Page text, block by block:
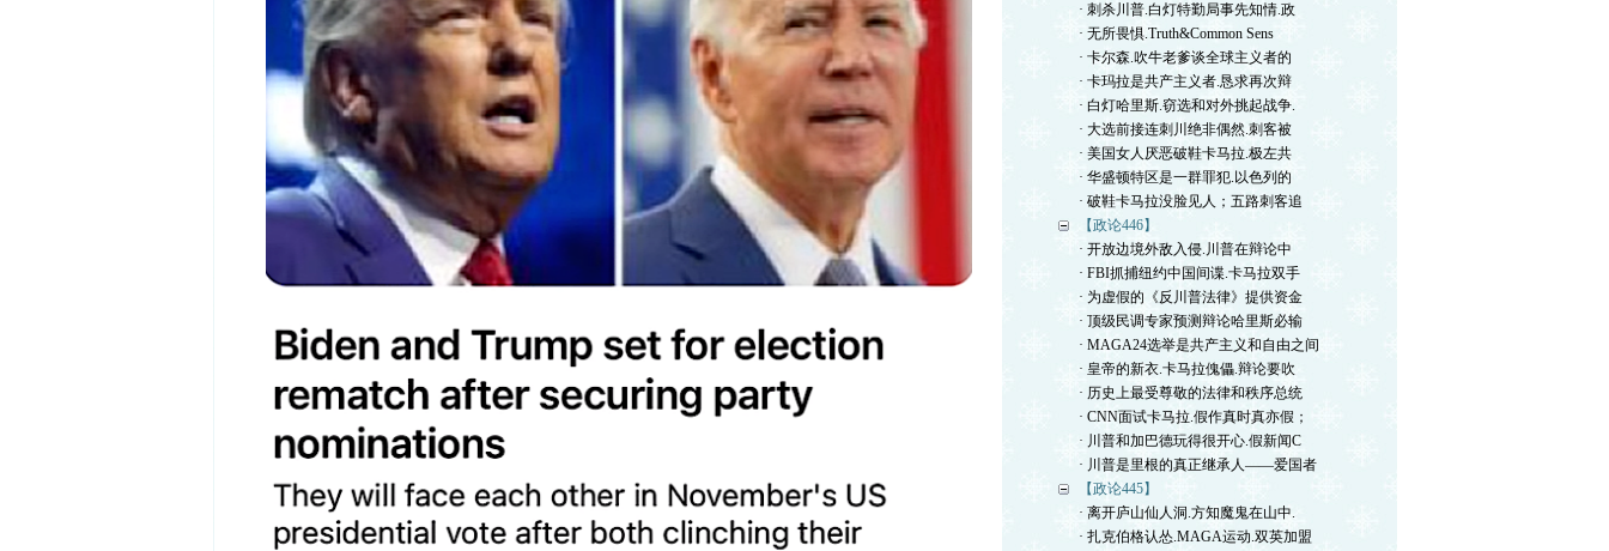
· 刺杀川普.白灯特勤局事先知情.政
· 无所畏惧.Truth&Common Sens
· 卡尔森.吹牛老爹谈全球主义者的
· 卡玛拉是共产主义者.恳求再次辩
· 白灯哈里斯.窃选和对外挑起战争.
· 大选前接连刺川绝非偶然.刺客被
· 美国女人厌恶破鞋卡马拉.极左共
· 华盛顿特区是一群罪犯.以色列的
· 破鞋卡马拉没脸见人；五路刺客追
【政论446】
· 开放边境外敌入侵.川普在辩论中
· FBI抓捕纽约中国间谍.卡马拉双手
· 为虚假的《反川普法律》提供资金
· 顶级民调专家预测辩论哈里斯必输
· MAGA24选举是共产主义和自由之间
· 皇帝的新衣.卡马拉傀儡.辩论要吹
· 历史上最受尊敬的法律和秩序总统
· CNN面试卡马拉.假作真时真亦假；
· 川普和加巴德玩得很开心.假新闻C
· 川普是里根的真正继承人——爱国者
【政论445】
· 离开庐山仙人洞.方知魔鬼在山中.
· 扎克伯格认怂.MAGA运动.双英加盟